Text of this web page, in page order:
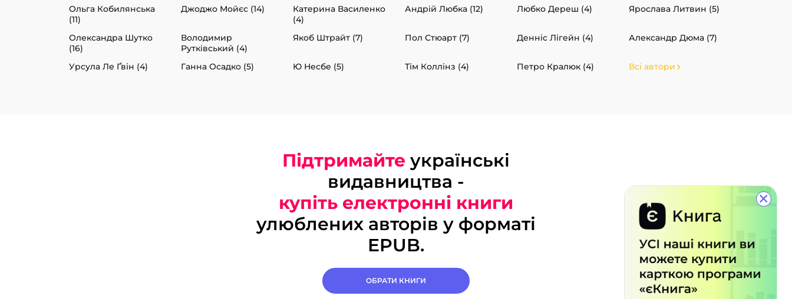
×
Ольга Кобилянська
(11)
Джоджо Мойєс (14)
Катерина Василенко
(4)
Андрій Любка (12) Любко Дереш (4) Ярослава Литвин (5)
Олександра Шутко
(16)
Володимир
Рутківський (4)
Якоб Штрайт (7) Пол Стюарт (7) Денніс Лігейн (4) Александр Дюма (7)
Урсула Ле Ґвін (4) Ганна Осадко (5) Ю Несбе (5) Тім Коллінз (4) Петро Кралюк (4) Всі автори
Підтримайте українські
видавництва -
купіть електронні книги
улюблених авторів у форматі
EPUB.
ОБРАТИ КНИГИ